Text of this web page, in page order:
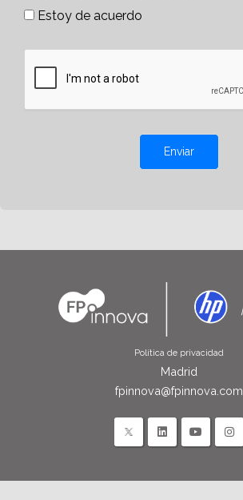
Estoy de acuerdo
Enviar
Política de privacidad
Madrid
fpinnova@fpinnova.com